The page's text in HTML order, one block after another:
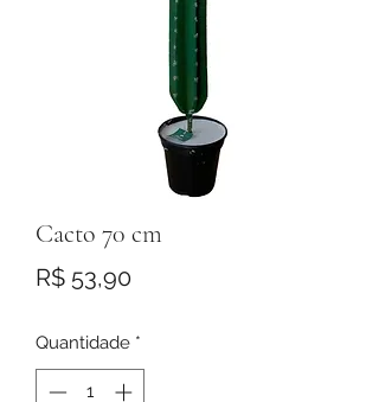
Cacto 70 cm
R$ 53,90Preço
Quantidade *